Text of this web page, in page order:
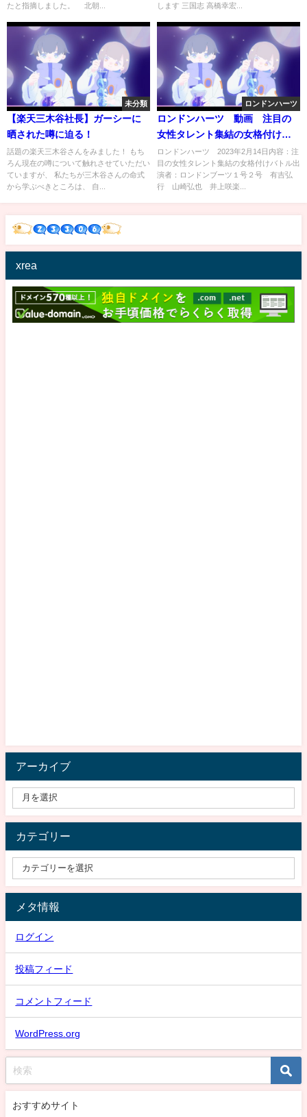
たと指摘しました。 北朝... します 三国志 高橋幸宏...
未分類
【楽天三木谷社長】ガーシーに
晒された噂に迫る！
話題の楽天三木谷さんをみました！ もち
ろん現在の噂について触れさせていただい
ていますが、 私たちが三木谷さんの命式
から学ぶべきところは、 自...
ロンドンハーツ
ロンドンハーツ 動画 注目の
女性タレント集結の女格付けバ
トル 2月14日
ロンドンハーツ 2023年2月14日内容：注
目の女性タレント集結の女格付けバトル出
演者：ロンドンブーツ１号２号 有吉弘
行 山崎弘也 井上咲楽...
xrea
アーカイブ
カテゴリー
メタ情報
ログイン
投稿フィード
コメントフィード
WordPress.org
おすすめサイト